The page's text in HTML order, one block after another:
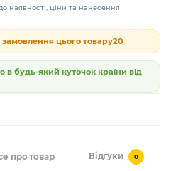
наявності, ціни та нанесення
замовлення цього товару20
будь-який куточок країни від
про товар Відгуки 0